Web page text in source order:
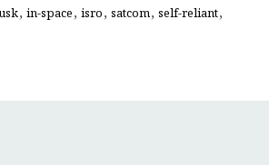
, in-space, isro, satcom, self-reliant,